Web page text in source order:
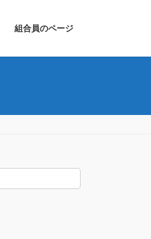
組合員のページ